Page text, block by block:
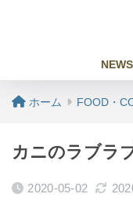
NEWS
ホーム FOOD・
カニのラブラ
2020-05-02